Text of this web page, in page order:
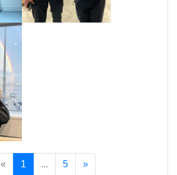
« 1 ... 5 »